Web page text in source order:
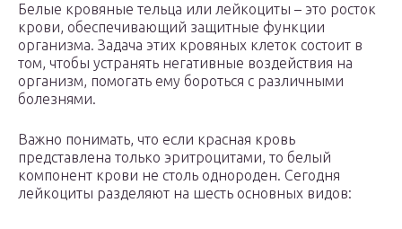
Белые кровяные тельца или лейкоциты – это росток
крови, обеспечивающий защитные функции
организма. Задача этих кровяных клеток состоит в
том, чтобы устранять негативные воздействия на
организм, помогать ему бороться с различными
болезнями.
Важно понимать, что если красная кровь
представлена только эритроцитами, то белый
компонент крови не столь однороден. Сегодня
лейкоциты разделяют на шесть основных видов: